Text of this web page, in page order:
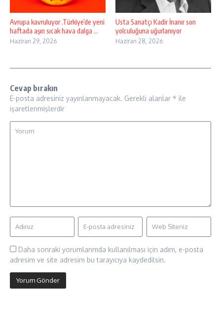
Avrupa kavruluyor .Türkiye’de yeni
haftada aşırı sıcak hava dalga ...
Haziran 29, 2026
Usta Sanatçı Kadir İnanır son
yolculuğuna uğurlanıyor
Haziran 28, 2026
Cevap bırakın
E-posta adresiniz yayınlanmayacak. Gerekli alanlar * ile
işaretlenmişlerdir
Daha sonraki yorumlarımda kullanılması için adım, e-posta
adresim ve site adresim bu tarayıcıya kaydedilsin.